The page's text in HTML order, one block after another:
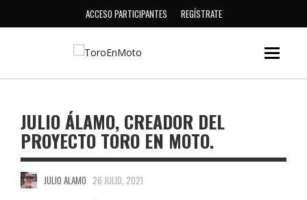
ACCESO PARTICIPANTES REGÍSTRATE
JULIO ÁLAMO, CREADOR DEL
PROYECTO TORO EN MOTO.
JULIO ALAMO 26 JULIO, 2021